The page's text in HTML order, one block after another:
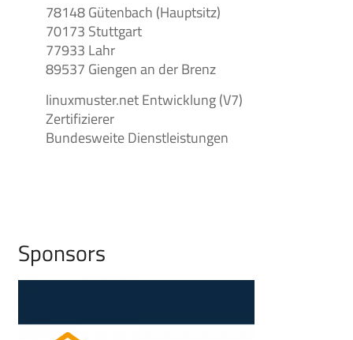
78148 Gütenbach (Hauptsitz)
70173 Stuttgart
77933 Lahr
89537 Giengen an der Brenz
linuxmuster.net Entwicklung (V7)
Zertifizierer
Bundesweite Dienstleistungen
Sponsors